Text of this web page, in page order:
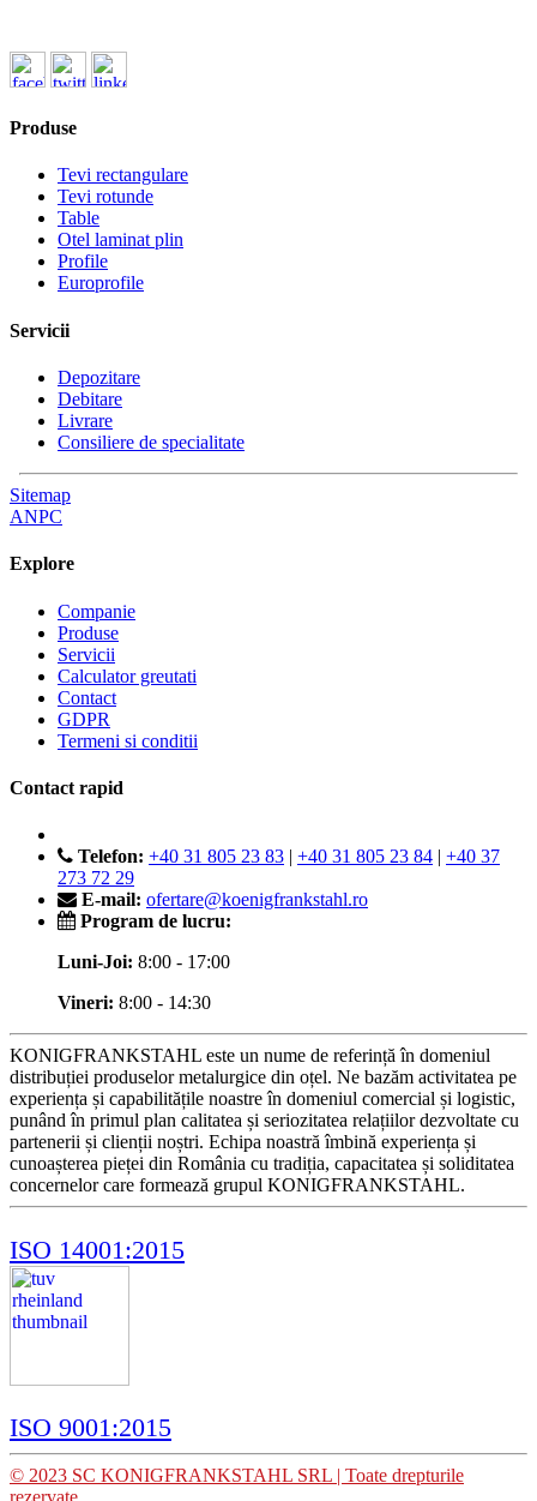
Produse
Tevi rectangulare
Tevi rotunde
Table
Otel laminat plin
Profile
Europrofile
Servicii
Depozitare
Debitare
Livrare
Consiliere de specialitate
Sitemap
ANPC
Explore
Companie
Produse
Servicii
Calculator greutati
Contact
GDPR
Termeni si conditii
Contact rapid
Telefon: +40 31 805 23 83 | +40 31 805 23 84 | +40 37
273 72 29
E-mail: ofertare@koenigfrankstahl.ro
Program de lucru:
Luni-Joi: 8:00 - 17:00
Vineri: 8:00 - 14:30
KONIGFRANKSTAHL este un nume de referință în domeniul
distribuției produselor metalurgice din oțel. Ne bazăm activitatea pe
experiența și capabilitățile noastre în domeniul comercial și logistic,
punând în primul plan calitatea și seriozitatea relațiilor dezvoltate cu
partenerii și clienții noștri. Echipa noastră îmbină experiența și
cunoașterea pieței din România cu tradiția, capacitatea și soliditatea
concernelor care formează grupul KONIGFRANKSTAHL.
ISO 14001:2015
ISO 9001:2015
© 2023 SC KONIGFRANKSTAHL SRL | Toate drepturile
rezervate.